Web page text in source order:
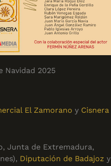
Navidad 2025
El Zamorano y Cisnera
Junta de Extremadura,
Diputación de Badajoz y